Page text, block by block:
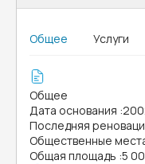
Общее Услуги
Общее
Дата основания :
Последняя
Общественные
Общая площадь :5